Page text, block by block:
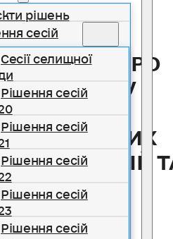
рішень
сесій
Сесії селищної
Рішення сесій
Рішення сесій
Рішення сесій
Рішення сесій
Рішення сесій
ПРО
ПРОЕКТУ
ЩОДО
ЗЕМЕЛЬНИХ
КАТЕГОРІЙ
послуги
ЦНАП,ЦНАП